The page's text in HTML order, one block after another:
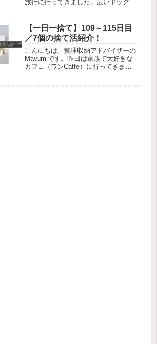
旅行に行ってきました。広いドッグラ
思う存分楽しんでくれていた様子を見
てすごく嬉しくなりました。移動...
【一日一捨て】109～115日目
／7個の捨て活紹介！
こんにちは。整理収納アドバイザーの
Mayumiです。昨日は家族で大好きな
カフェ（ワンCaffe）に行ってきまし